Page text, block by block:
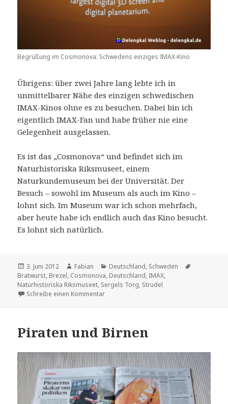
Begrüßung im Cosmonova: Schwedens einziges IMAX-Kino
Übrigens: über zwei Jahre lang lebte ich in
unmittelbarer Nähe des einzigen schwedischen
IMAX-Kinos ohne es zu besuchen. Dabei bin ich
eigentlich IMAX-Fan und habe früher nie eine
Gelegenheit ausgelassen.
Es ist das „Cosmonova“ und befindet sich im
Naturhistoriska Riksmuseet, einem
Naturkundemuseum bei der Universität. Der
Besuch – sowohl im Museum als auch im Kino –
lohnt sich. Im Museum war ich schon mehrfach,
aber heute habe ich endlich auch das Kino besucht.
Es lohnt sich natürlich.
Veröffentlicht
am
3. Juni 2012 Autor
Fabian Kategorien
Deutschland, Schweden
Bratwurst, Brezel, Cosmonova, Deutschland, IMAX,
Naturhistoriska Riksmuseet, Sergels Torg, Strudel
Schreibe einen Kommentarzu Die kleinen Freuden
Piraten und Birnen